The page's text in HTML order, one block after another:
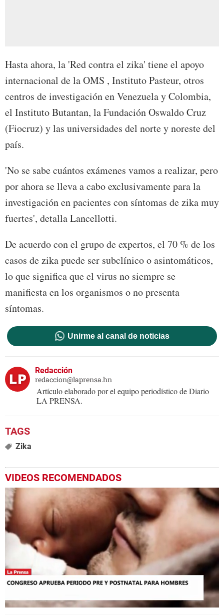
Hasta ahora, la 'Red contra el zika' tiene el apoyo
internacional de la OMS , Instituto Pasteur, otros
centros de investigación en Venezuela y Colombia,
el Instituto Butantan, la Fundación Oswaldo Cruz
(Fiocruz) y las universidades del norte y noreste del
país.
'No se sabe cuántos exámenes vamos a realizar, pero
por ahora se lleva a cabo exclusivamente para la
investigación en pacientes con síntomas de zika muy
fuertes', detalla Lancellotti.
De acuerdo con el grupo de expertos, el 70 % de los
casos de zika puede ser subclínico o asintomáticos,
lo que significa que el virus no siempre se
manifiesta en los organismos o no presenta
síntomas.
Unirme al canal de noticias
Redacción
redaccion@laprensa.hn
Artículo elaborado por el equipo periodístico de Diario
LA PRENSA.
Zika
VIDEOS RECOMENDADOS